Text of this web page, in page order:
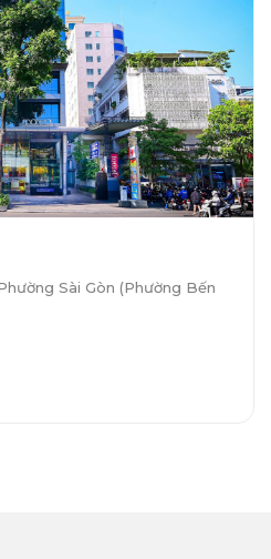
Sài Gòn (Phường Bến